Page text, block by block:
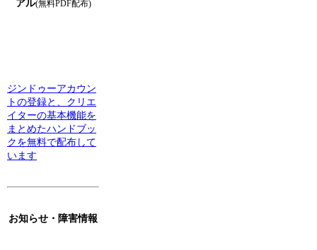
アル(無料PDF配布)
ジンドゥーアカウン
トの登録と、クリエ
イターの基本機能を
まとめたハンドブッ
クを無料で配布して
います
お知らせ・障害情報